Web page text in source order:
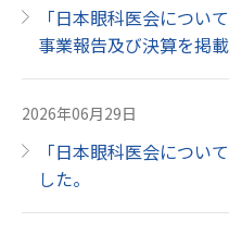
「日本眼科医会につい
事業報告及び決算を掲載
2026年06月29日
「日本眼科医会につい
した。